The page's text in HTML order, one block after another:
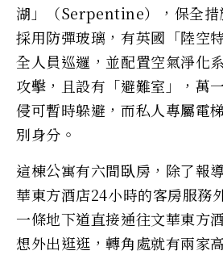
湖」（Serpentine），保全措
採用防彈玻璃，有英國「陸空
全人員巡邏，並配置空氣淨化
攻擊，且設有「避難室」，萬
侵可暫時躲避，而私人專屬電
別身分。
這棟公寓有六間臥房，除了報
華東方酒店24小時的客房服務
一條地下道直接通往文華東方
想外出逛逛，轉角處就有兩家